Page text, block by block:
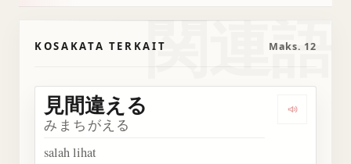
関連語
KOSAKATA TERKAIT Maks. 12
見間違える
みまちがえる
salah lihat